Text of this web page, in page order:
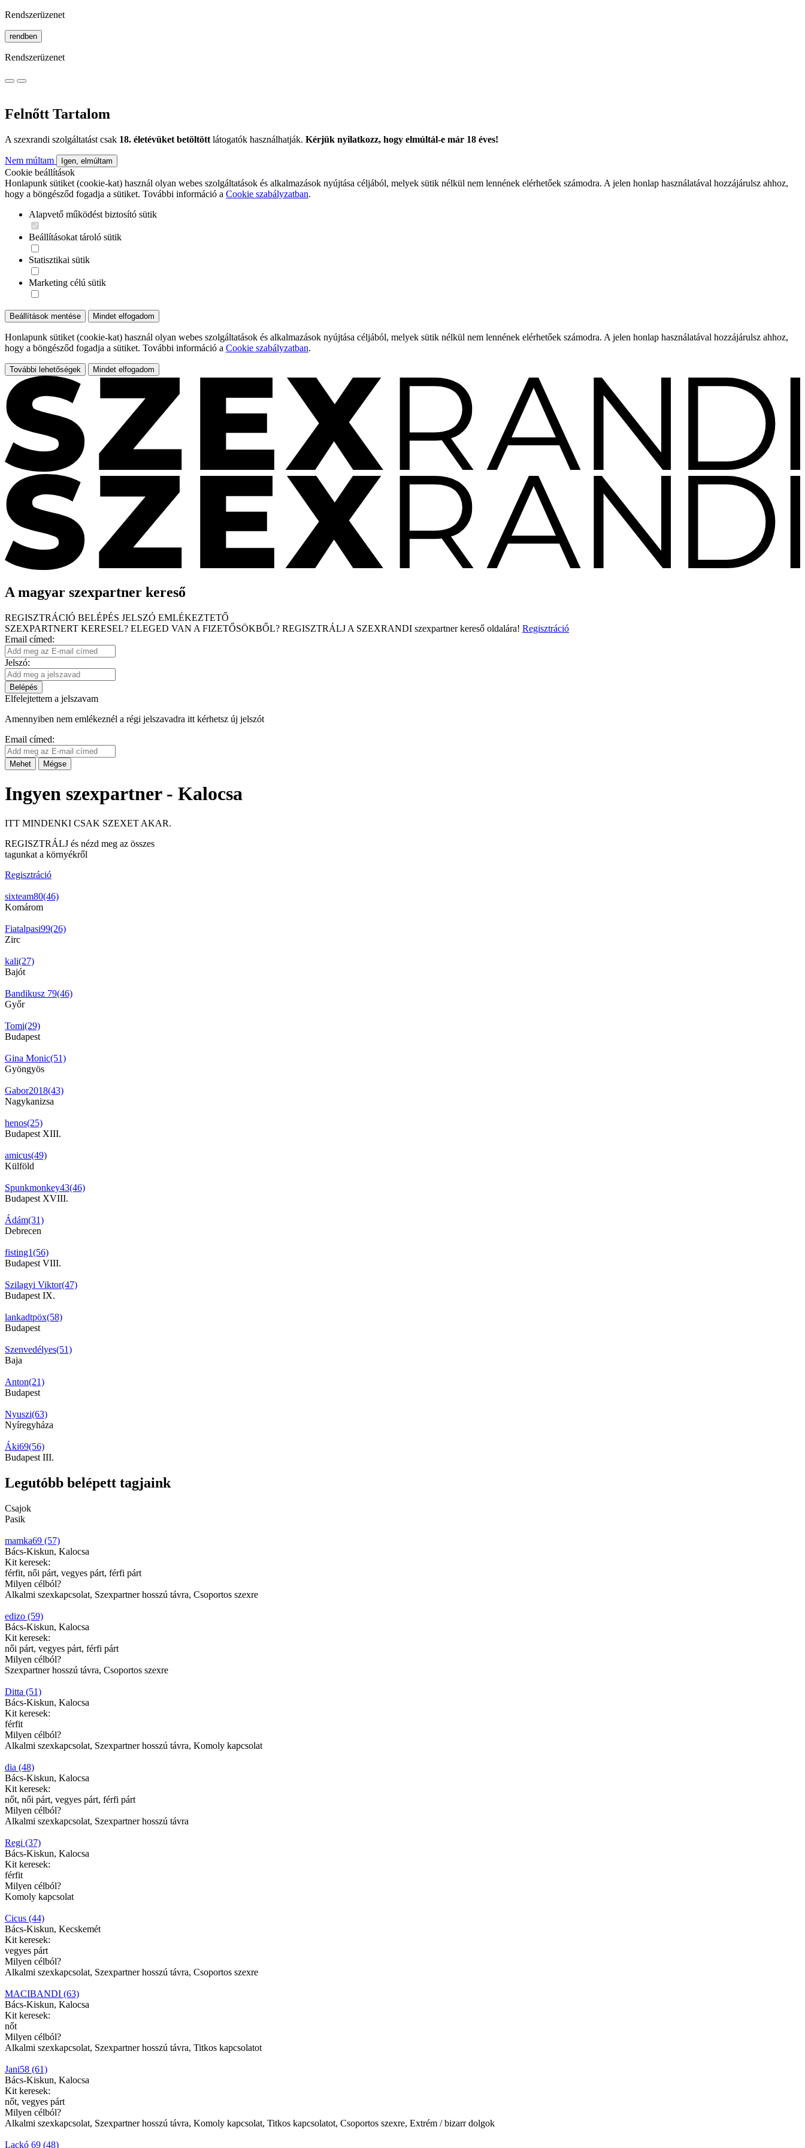
Rendszerüzenet
rendben
Rendszerüzenet
Felnőtt Tartalom
A szexrandi szolgáltatást csak 18. életévüket betöltött látogatók használhatják. Kérjük nyilatkozz, hogy elmúltál-e már 18 éves!
Nem múltam Igen, elmúltam
Cookie beállítások
Honlapunk sütiket (cookie-kat) használ olyan webes szolgáltatások és alkalmazások nyújtása céljából, melyek sütik nélkül nem lennének elérhetőek számodra. A jelen honlap használatával hozzájárulsz ahhoz,
hogy a böngésződ fogadja a sütiket. További információ a Cookie szabályzatban.
Alapvető működést biztosító sütik
Beállításokat tároló sütik
Statisztikai sütik
Marketing célú sütik
Beállítások mentése Mindet elfogadom
Honlapunk sütiket (cookie-kat) használ olyan webes szolgáltatások és alkalmazások nyújtása céljából, melyek sütik nélkül nem lennének elérhetőek számodra. A jelen honlap használatával hozzájárulsz ahhoz,
hogy a böngésződ fogadja a sütiket. További információ a Cookie szabályzatban.
További lehetőségek Mindet elfogadom
A magyar szexpartner kereső
REGISZTRÁCIÓ BELÉPÉS JELSZÓ EMLÉKEZTETŐ
SZEXPARTNERT KERESEL? ELEGED VAN A FIZETŐSÖKBŐL? REGISZTRÁLJ A SZEXRANDI szexpartner kereső oldalára! Regisztráció
Email címed:
Jelszó:
Belépés
Elfelejtettem a jelszavam
Amennyiben nem emlékeznél a régi jelszavadra itt kérhetsz új jelszót
Email címed:
Mehet Mégse
Ingyen szexpartner - Kalocsa
ITT MINDENKI CSAK SZEXET AKAR.
REGISZTRÁLJ és nézd meg az összes
tagunkat a környékről
Regisztráció
sixteam80(46)
Komárom
Fiatalpasi99(26)
Zirc
kali(27)
Bajót
Bandikusz 79(46)
Győr
Tomi(29)
Budapest
Gina Monic(51)
Gyöngyös
Gabor2018(43)
Nagykanizsa
henos(25)
Budapest XIII.
amicus(49)
Külföld
Spunkmonkey43(46)
Budapest XVIII.
Ádám(31)
Debrecen
fisting1(56)
Budapest VIII.
Szilagyi Viktor(47)
Budapest IX.
lankadtpöx(58)
Budapest
Szenvedélyes(51)
Baja
Anton(21)
Budapest
Nyuszi(63)
Nyíregyháza
Áki69(56)
Budapest III.
Legutóbb belépett tagjaink
Csajok
Pasik
mamka69 (57)
Bács-Kiskun, Kalocsa
Kit keresek:
férfit, női párt, vegyes párt, férfi párt
Milyen célból?
Alkalmi szexkapcsolat, Szexpartner hosszú távra, Csoportos szexre
edizo (59)
Bács-Kiskun, Kalocsa
Kit keresek:
női párt, vegyes párt, férfi párt
Milyen célból?
Szexpartner hosszú távra, Csoportos szexre
Ditta (51)
Bács-Kiskun, Kalocsa
Kit keresek:
férfit
Milyen célból?
Alkalmi szexkapcsolat, Szexpartner hosszú távra, Komoly kapcsolat
dia (48)
Bács-Kiskun, Kalocsa
Kit keresek:
nőt, női párt, vegyes párt, férfi párt
Milyen célból?
Alkalmi szexkapcsolat, Szexpartner hosszú távra
Regi (37)
Bács-Kiskun, Kalocsa
Kit keresek:
férfit
Milyen célból?
Komoly kapcsolat
Cicus (44)
Bács-Kiskun, Kecskemét
Kit keresek:
vegyes párt
Milyen célból?
Alkalmi szexkapcsolat, Szexpartner hosszú távra, Csoportos szexre
MACIBANDI (63)
Bács-Kiskun, Kalocsa
Kit keresek:
nőt
Milyen célból?
Alkalmi szexkapcsolat, Szexpartner hosszú távra, Titkos kapcsolatot
Jani58 (61)
Bács-Kiskun, Kalocsa
Kit keresek:
nőt, vegyes párt
Milyen célból?
Alkalmi szexkapcsolat, Szexpartner hosszú távra, Komoly kapcsolat, Titkos kapcsolatot, Csoportos szexre, Extrém / bizarr dolgok
Lackó 69 (48)